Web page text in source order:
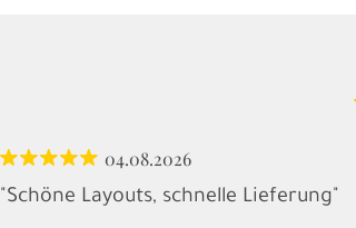
04.08.2026
"Schöne Layouts, schnelle Lieferung"